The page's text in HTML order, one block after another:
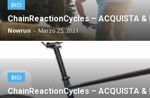
BICI
ChainReactionCycles – ACQUISTA &
Nowrun - Marzo 25, 2021
BICI
ChainReactionCycles – ACQUISTA &